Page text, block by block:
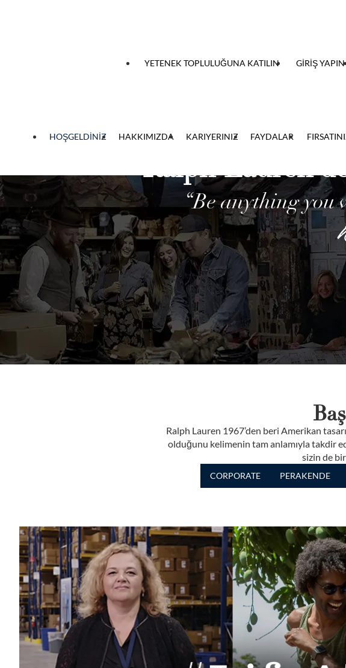
HOŞGELDİNİZ HAKKIMIZDA KARIYERINIZ FAYDALAR
YETENEK TOPLULUĞUNA KATILIN GİRİŞ YAPIN
Ralph
“Be anything you
Ralph Lauren 1967’den beri Amerikan
olduğunu kelimenin tam anlamıyla takdir
sizin de
CORPORATE PERAKENDE